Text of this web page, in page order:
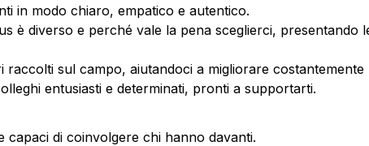
in modo chiaro, empatico e autentico.
è diverso e perché vale la pena sceglierci, presentando
raccolti sul campo, aiutandoci a migliorare costantemente
entusiasti e determinati, pronti a supportarti.
capaci di coinvolgere chi hanno davanti.